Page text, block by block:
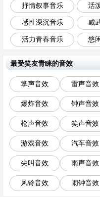
抒情叙事音乐 活
感性深沉音乐 威
活力青春音乐 悠
最受笑友青睐的音效
掌声音效 雷声音效
爆炸音效 钟声音效
枪声音效 笑声音效
游戏音效 汽车音效
尖叫音效 雨声音效
风铃音效 闹钟音效